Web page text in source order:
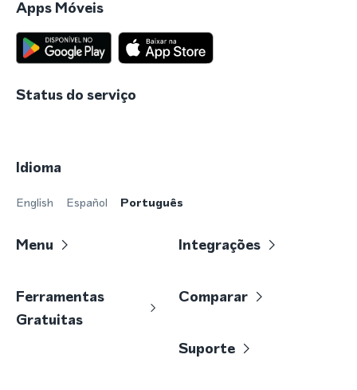
Apps Móveis
Status do serviço
Idioma
English Español Português
Menu Integrações
Ferramentas
Gratuitas
Comparar
Suporte